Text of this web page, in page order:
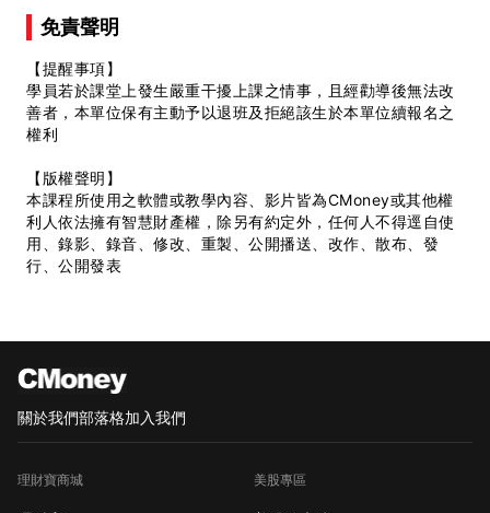
免責聲明
【提醒事項】
學員若於課堂上發生嚴重干擾上課之情事，且經勸導後無法改
善者，本單位保有主動予以退班及拒絕該生於本單位續報名之
權利
【版權聲明】
本課程所使用之軟體或教學內容、影片皆為CMoney或其他權
利人依法擁有智慧財產權，除另有約定外，任何人不得逕自使
用、錄影、錄音、修改、重製、公開播送、改作、散布、發
行、公開發表
關於我們部落格加入我們
理財寶商城 美股專區